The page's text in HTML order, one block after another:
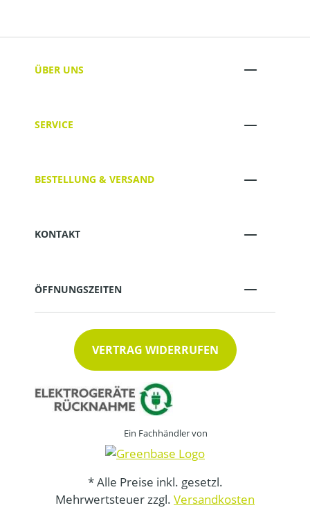
ÜBER UNS
SERVICE
BESTELLUNG & VERSAND
KONTAKT
ÖFFNUNGSZEITEN
VERTRAG WIDERRUFEN
Ein Fachhändler von
* Alle Preise inkl. gesetzl.
Mehrwertsteuer zzgl. Versandkosten